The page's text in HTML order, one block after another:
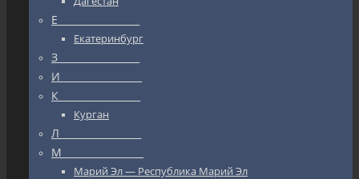
Е_________________
Екатеринбург
З_________________
И_________________
К_________________
Курган
Л_________________
М_________________
Марий Эл — Республика Марий Эл